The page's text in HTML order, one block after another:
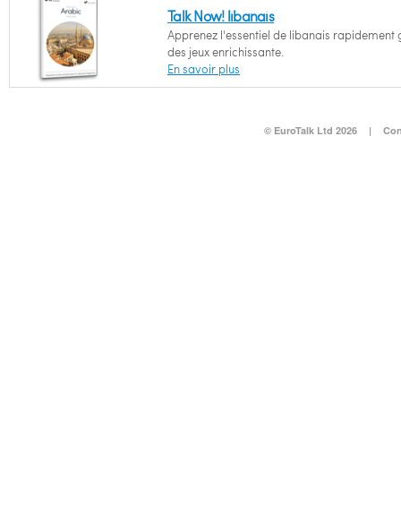
Talk Now! libanais
Apprenez l'essentiel de libanais rapidement
des jeux enrichissante.
En savoir plus
© EuroTalk Ltd 2026 |